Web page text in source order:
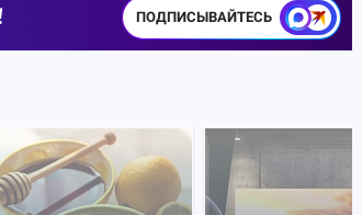
ПОДПИСЫВАЙТЕСЬ